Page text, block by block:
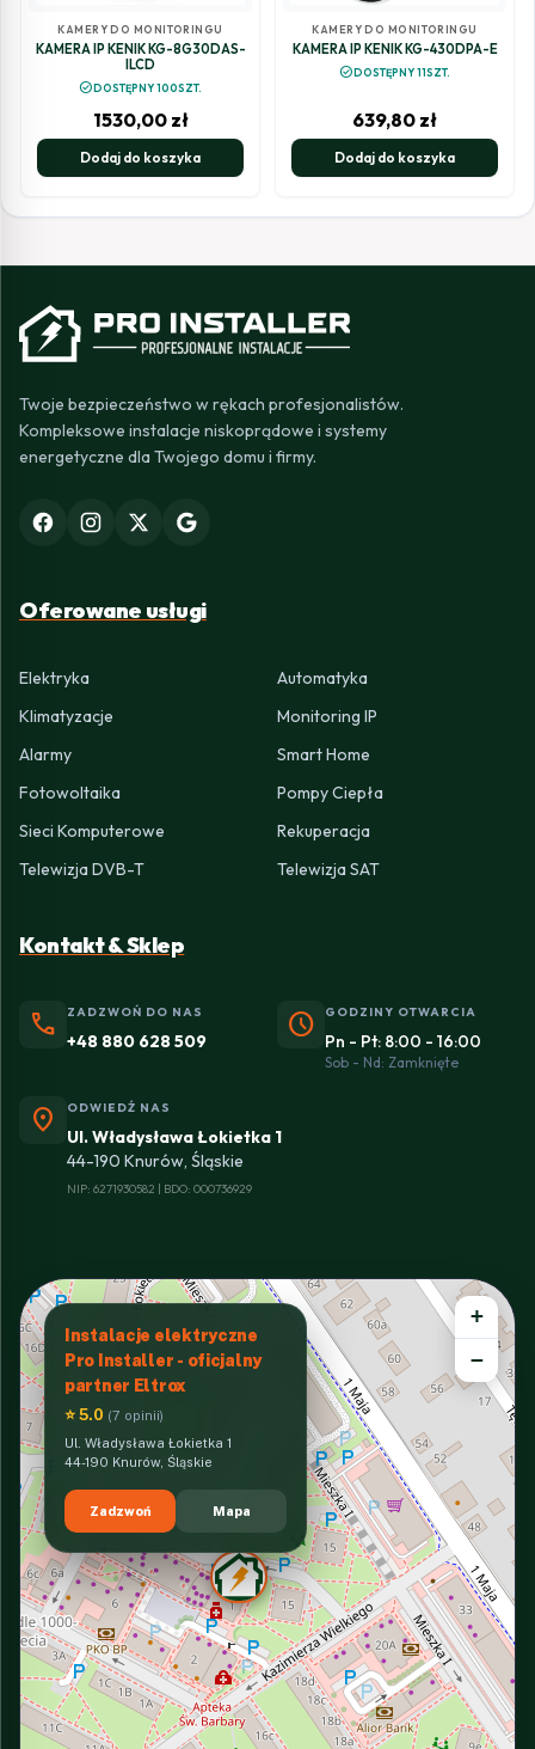
KAMERY DO MONITORINGU
KAMERA IP KENIK KG-8G30DAS-
ILCD
check_circleDOSTĘPNY 100SZT.
1530,00 zł
Dodaj do koszyka
KAMERY DO MONITORINGU
KAMERA IP KENIK KG-430DPA-E
check_circleDOSTĘPNY 11SZT.
639,80 zł
Dodaj do koszyka
Twoje bezpieczeństwo w rękach profesjonalistów.
Kompleksowe instalacje niskoprądowe i systemy
energetyczne dla Twojego domu i firmy.
Oferowane usługi
Elektryka
Automatyka
Klimatyzacje
Monitoring IP
Alarmy
Smart Home
Fotowoltaika
Pompy Ciepła
Sieci Komputerowe
Rekuperacja
Telewizja DVB-T
Telewizja SAT
Kontakt & Sklep
phone ZADZWOŃ DO NAS
+48 880 628 509 schedule GODZINY OTWARCIA
Pn - Pt: 8:00 - 16:00
Sob - Nd: Zamknięte
location_on ODWIEDŹ NAS
Ul. Władysława Łokietka 1
44-190 Knurów, Śląskie
NIP: 6271930582 | BDO: 000736929
Instalacje elektryczne
Pro Installer - oficjalny
partner Eltrox
⭐ 5.0 (7 opinii)
Ul. Władysława Łokietka 1
44-190 Knurów, Śląskie
Zadzwoń Mapa
+
−